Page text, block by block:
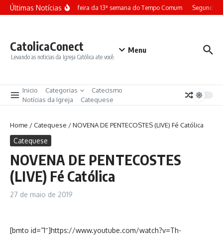
Ir para o conteúdo
Últimas NotíciasTerça-feira da 13ª semana do Tempo Comum Segunda-
CatolicaConect
Levando as noticias da Igreja Católica ate você.
Menu
Inicio Categorias
Catecismo
Notícias da Igreja
Catequese
Home /Catequese /NOVENA DE PENTECOSTES (LIVE) Fé Católica
Catequese
NOVENA DE PENTECOSTES
(LIVE) Fé Católica
27 de maio de 2019
[bmto id=”1″]https://www.youtube.com/watch?v=Th-